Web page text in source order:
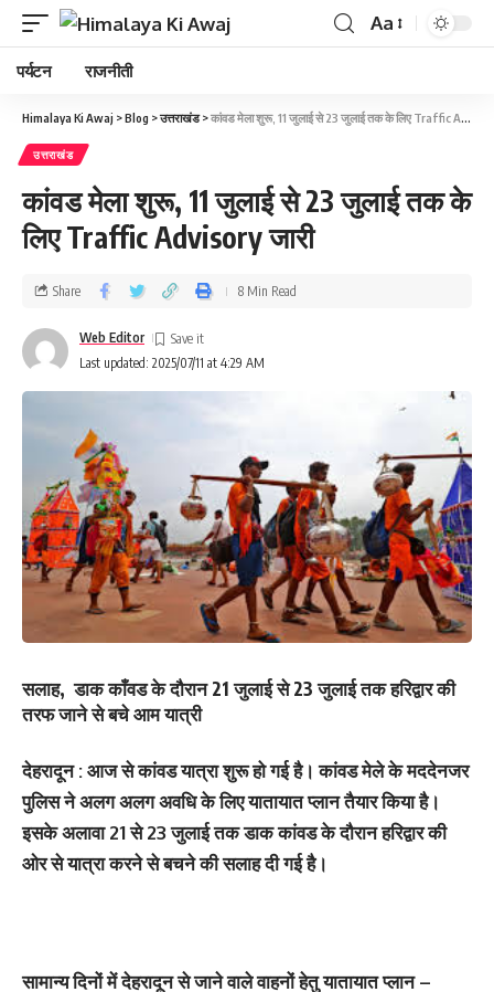
Aa
पर्यटन राजनीती
Himalaya Ki Awaj >Blog >उत्तराखंड>कांवड मेला शुरू, 11 जुलाई से 23 जुलाई तक के लिए Traffic Advisory जारी
उत्तराखंड
कांवड मेला शुरू, 11 जुलाई से 23 जुलाई तक के
लिए Traffic Advisory जारी
Last updated: 2025/07/11 at 4:29 AM
Web Editor
Share 8 Min Read
सलाह, डाक काँवड के दौरान 21 जुलाई से 23 जुलाई तक हरिद्वार की
तरफ जाने से बचे आम यात्री
देहरादून : आज से कांवड यात्रा शुरू हो गई है। कांवड मेले के मददेनजर
पुलिस ने अलग अलग अवधि के लिए यातायात प्‍लान तैयार किया है।
इसके अलावा 21 से 23 जुलाई तक डाक कांवड के दौरान हरिद्वार की
ओर से यात्रा करने से बचने की सलाह दी गई है।
सामान्य दिनों में देहरादून से जाने वाले वाहनों हेतु यातायात प्लान –